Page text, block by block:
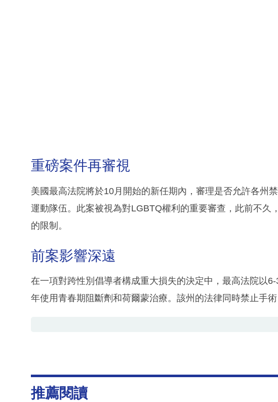
重磅案件再審視
美國最高法院將於10月開始的新任期內，審理是否允許各州
運動隊伍。此案被視為對LGBTQ權利的重要審查，此前不久
的限制。
前案影響深遠
在一項對跨性別倡導者構成重大損失的決定中，最高法院以
年使用青春期阻斷劑和荷爾蒙治療。該州的法律同時禁止手
推薦閱讀